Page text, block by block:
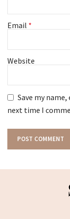
Email *
Website
Save my
next time I